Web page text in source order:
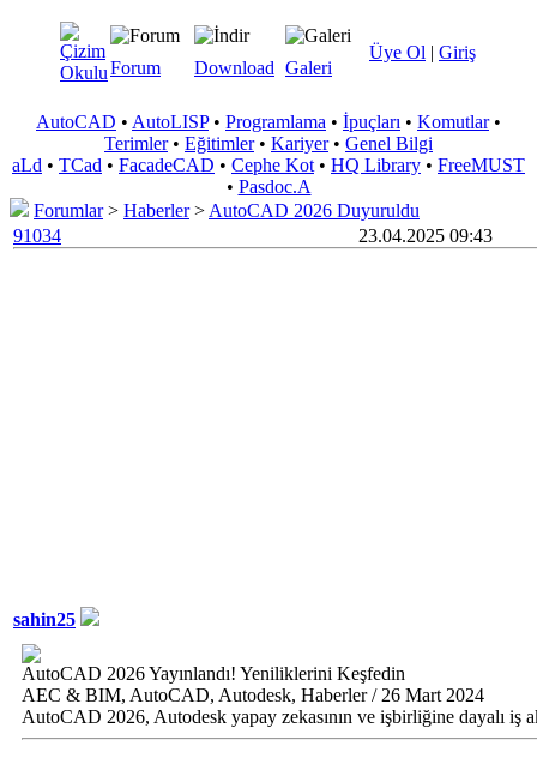
Üye Ol | Giriş
Forum Download Galeri
AutoCAD • AutoLISP• Programlama • İpuçları • Komutlar•
Terimler• Eğitimler• Kariyer• Genel Bilgi
aLd • TCad • FacadeCAD • Cephe Kot • HQ Library • FreeMUST
• Pasdoc.A
Forumlar> Haberler> AutoCAD 2026 Duyuruldu
91034
23.04.2025 09:43
sahin25
AutoCAD 2026 Yayınlandı! Yeniliklerini Keşfedin
AEC & BIM, AutoCAD, Autodesk, Haberler / 26 Mart 2024
AutoCAD 2026, Autodesk yapay zekasının ve işbirliğine dayalı iş